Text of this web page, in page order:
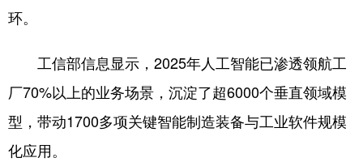
环。
工信部信息显示，2025年人工智能已渗透领航工
厂70%以上的业务场景，沉淀了超6000个垂直领域模
型，带动1700多项关键智能制造装备与工业软件规模
化应用。